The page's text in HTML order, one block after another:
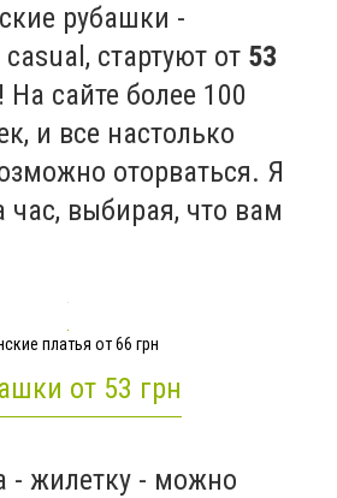
рубашки -
стартуют от 53
сайте более 100
и все настолько
оторваться. Я
час, выбирая, что вам
платья от 66 грн
- жилетку - можно